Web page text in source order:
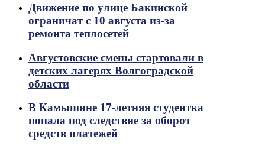
Движение по улице Бакинской
ограничат с 10 августа из-за
ремонта теплосетей
Августовские смены стартовали в
детских лагерях Волгоградской
области
В Камышине 17-летняя студентка
попала под следствие за оборот
средств платежей